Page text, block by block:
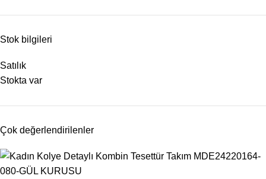
Stok bilgileri
Satılık
Stokta var
Çok değerlendirilenler